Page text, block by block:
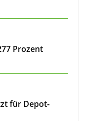
Prozent
für Depot-